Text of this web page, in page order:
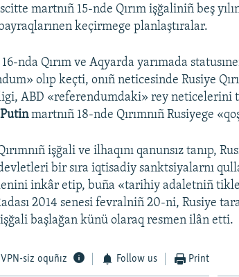
martnıñ 15-nde Qırım işğaliniñ beş
keçirmege planlaştıralar.
nda Qırım ve Aqyarda yarımada
olıp keçti, onıñ neticesinde Rusiye
ABD «referendumdaki» rey neticelerini
martnıñ 18-nde Qırımnıñ Rusiyege
işğali ve ilhaqını qanunsız tanıp,
bir sıra iqtisadiy sanktsiyalarnı
inkâr etip, buña «tarihiy adaletniñ
2014 senesi fevralniñ 20-ni, Rusiye
başlağan künü olaraq resmen ilân etti.
VPN-siz oquñız Follow us Print